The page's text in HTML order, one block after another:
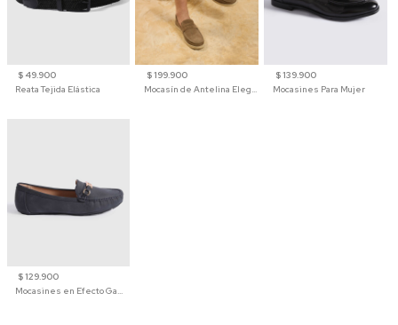
$ 49.900
Reata Tejida Elástica
$ 199.900
Mocasín de Antelina Elegante con Suela de Contraste Para Hombre
$ 139.900
Mocasines Para Mujer
$ 129.900
Mocasines en Efecto Gamuzado Para Mujer